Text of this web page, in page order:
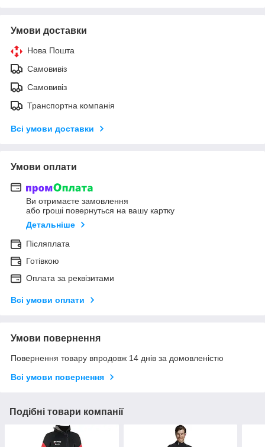
Умови доставки
Нова Пошта
Самовивіз
Самовивіз
Транспортна компанія
Всі умови доставки
Умови оплати
Ви отримаєте замовлення
або гроші повернуться на вашу картку
Детальніше
Післяплата
Готівкою
Оплата за реквізитами
Всі умови оплати
Умови повернення
Повернення товару впродовж 14 днів за домовленістю
Всі умови повернення
Подібні товари компанії